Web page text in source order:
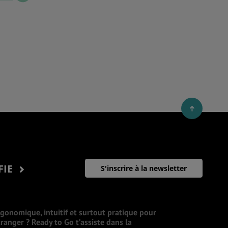
S'inscrire à la newsletter
intuitif et surtout pratique pour
? Ready to Go t’assiste dans la